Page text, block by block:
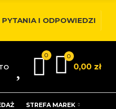
PYTANIA I ODPOWIEDZI
0 0
0,00 zł
STREFA MAREK